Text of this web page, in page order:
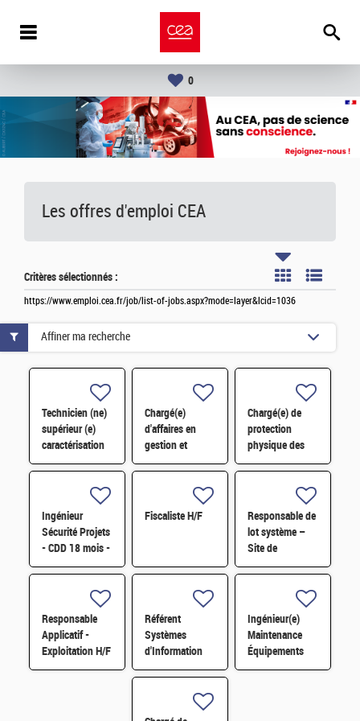
0
Les offres d'emploi CEA
Critères sélectionnés :
https://www.emploi.cea.fr/job/list-of-jobs.aspx?mode=layer&lcid=1036
Technicien (ne)
supérieur (e)
caractérisation
des cellules
Chargé(e)
d'affaires en
gestion et
contrôle des
nucléaires H/F
Chargé(e) de
protection
physique des
sites et
contre les actes
de malveillance
H/F
Ingénieur
Sécurité Projets
- CDD 18 mois -
Cadarache F/H
Fiscaliste H/F
Responsable de
lot système –
Site de
Cadarache H/F
Responsable
Applicatif -
Exploitation H/F
Référent
Systèmes
d'Information
Métier (RSIM)
Ingénieur(e)
Maintenance
Équipements
Microélectroniques
Affiner ma recherche